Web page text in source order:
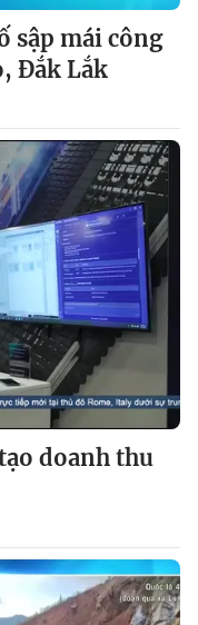
sập mái công
Đắk Lắk
doanh thu